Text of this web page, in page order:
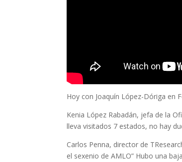
Hoy con Joaquín López-Dóriga en
Kenia López Rabadán, jefa de la
lleva visitados 7 estados, no hay
Carlos Penna, director de
el sexenio de AMLO” Hubo una